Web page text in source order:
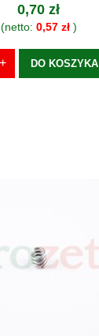
0,70 zł
(netto: 0,57 zł)
DO KOSZYKA